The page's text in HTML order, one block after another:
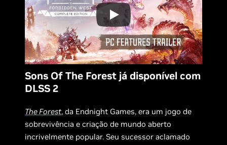
Sons Of The Forest já disponível com
DLSS 2
The Forest, da Endnight Games, era um jogo de
sobrevivência e criação de mundo aberto
incrivelmente popular. Seu sucessor aclamado